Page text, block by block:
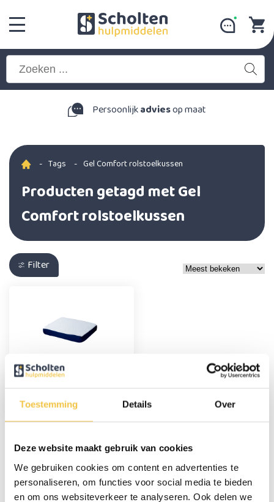
Toestemming Details Over
Deze website maakt gebruik van cookies
We gebruiken cookies om content en advertenties te
personaliseren, om functies voor social media te bieden
en om ons websiteverkeer te analyseren. Ook delen we
Persoonlijkadviesop maat
- Tags - Gel Comfort rolstoelkussen
Producten getagd met Gel
Comfort rolstoelkussen
Filter
Gel Comfort zitkussen
/ rolstoelkussen
27,95
Persoonlijk advies
Start chat